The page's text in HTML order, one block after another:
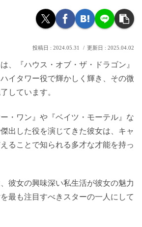
2024.05.31 2025.04.02
、『ハウス・オブ・ザ・ドラゴン』
イタワー役で輝かしく輝き、その微
しています。
ー・ワン』や『ベイツ・モーテル』な
出した役を演じてきた彼女は、キャ
ることで知られる多才な才能を持っ
彼女の興味深い私生活が彼女の魅力
最も注目すべきスターの一人にして